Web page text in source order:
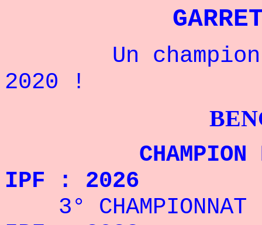
Un champion
2020 !
CHAMPION DU
IPF : 2026
3° CHAMPIONNAT